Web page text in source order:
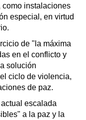
como instalaciones
especial, en virtud
de "la máxima
en el conflicto y
solución
ciclo de violencia,
de paz.
escalada
a la paz y la